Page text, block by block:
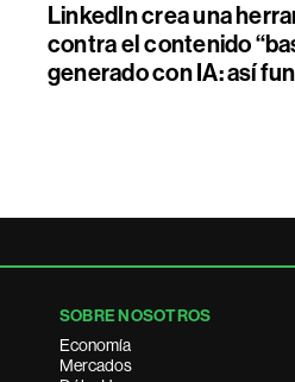
LinkedIn crea una
contra el contenido
generado con IA: así
SOBRE NOSOTROS
Economía
Mercados